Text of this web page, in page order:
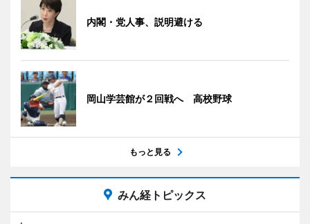
内閣・党人事、説明避ける
岡山学芸館が２回戦へ 高校野球
もっと見る
みん経トピックス